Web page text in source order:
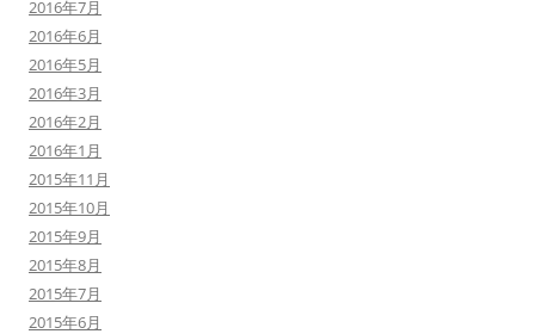
2016年7月
2016年6月
2016年5月
2016年3月
2016年2月
2016年1月
2015年11月
2015年10月
2015年9月
2015年8月
2015年7月
2015年6月